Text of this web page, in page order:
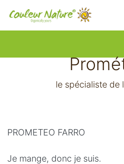
le spécialiste de
PROMETEO FARRO
Je mange, donc je suis.